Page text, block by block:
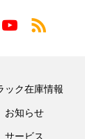
ック在庫情報
お知らせ
サービス